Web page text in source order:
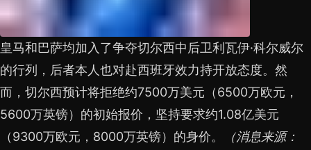
皇马和巴萨均加入了争夺切尔西中后卫利瓦伊·科尔威尔
的行列，后者本人也对赴西班牙效力持开放态度。然
而，切尔西预计将拒绝约7500万美元（6500万欧元，
5600万英镑）的初始报价，坚持要求约1.08亿美元
（9300万欧元，8000万英镑）的身价。
（消息来源：